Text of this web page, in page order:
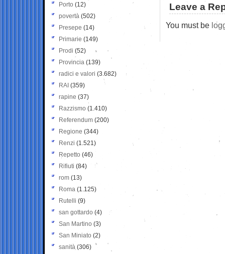
Leave a
You must be
Porto (12)
povertà (502)
Presepe (14)
Primarie (149)
Prodi (52)
Provincia (139)
radici e valori (3.682)
RAI (359)
rapine (37)
Razzismo (1.410)
Referendum (200)
Regione (344)
Renzi (1.521)
Repetto (46)
Rifiuti (84)
rom (13)
Roma (1.125)
Rutelli (9)
san gottardo (4)
San Martino (3)
San Miniato (2)
sanità (306)